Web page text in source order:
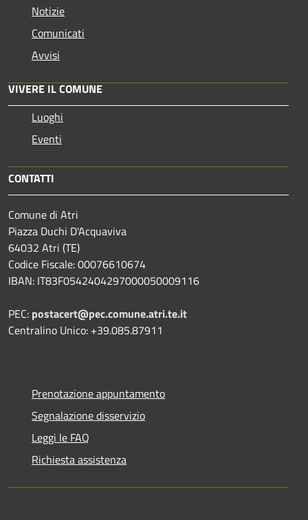
Notizie
Comunicati
Avvisi
VIVERE IL COMUNE
Luoghi
Eventi
CONTATTI
Comune di Atri
Piazza Duchi D'Acquaviva
64032 Atri (TE)
Codice Fiscale: 00076610674
IBAN: IT83F0542404297000050009116
PEC: postacert@pec.comune.atri.te.it
Centralino Unico: +39.085.87911
Prenotazione appuntamento
Segnalazione disservizio
Leggi le FAQ
Richiesta assistenza